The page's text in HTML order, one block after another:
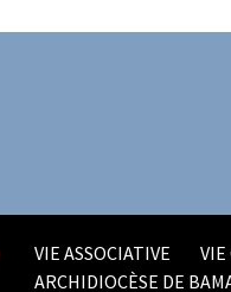
VIE ASSOCIATIVE
ARCHIDIOCÈSE DE